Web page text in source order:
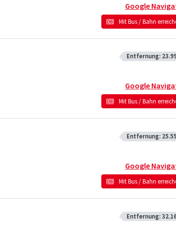
Google
Mit Bus / Bahn
Entfernung:
Google
Mit Bus / Bahn
Entfernung:
Google
Mit Bus / Bahn
Entfernung: